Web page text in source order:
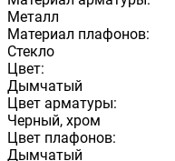
Металл
Материал плафонов:
Стекло
Цвет:
Дымчатый
Цвет арматуры:
Черный, хром
Цвет плафонов:
Дымчатый